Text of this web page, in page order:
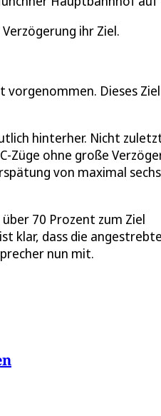
ihr Ziel.
vorgenommen. Dieses
hinterher. Nicht
Züge ohne große
von maximal sechs
70 Prozent zum Ziel
klar, dass die angestrebte
nun mit.